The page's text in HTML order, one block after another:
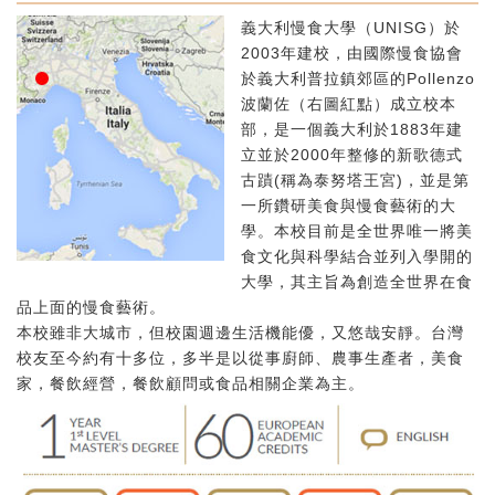
義大利慢食大學（UNISG）於
2003年建校，由國際慢食協會
於義大利普拉鎮郊區的Pollenzo
波蘭佐（右圖紅點）成立校本
部，是一個義大利於1883年建
立並於2000年整修的新歌德式
古蹟(稱為泰努塔王宮)，並是第
一所鑽研美食與慢食藝術的大
學。本校目前是全世界唯一將美
食文化與科學結合並列入學開的
大學，其主旨為創造全世界在食
品上面的慢食藝術。
本校雖非大城市，但校園週邊生活機能優，又悠哉安靜。台灣
校友至今約有十多位，多半是以從事廚師、農事生產者，美食
家，餐飲經營，餐飲顧問或食品相關企業為主。